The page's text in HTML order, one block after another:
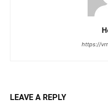
https://
LEAVE A REPLY